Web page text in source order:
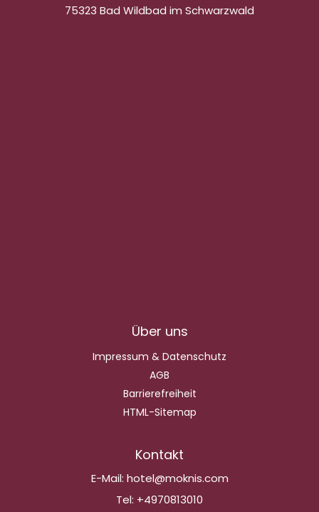
75323 Bad Wildbad im Schwarzwald
Über uns
Impressum & Datenschutz
AGB
Barrierefreiheit
HTML-Sitemap
Kontakt
E-Mail: hotel@moknis.com
Tel: +4970813010